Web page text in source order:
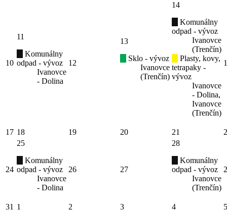
10
11
Komunálny
odpad - vývoz
Ivanovce
- Dolina
12
13
Sklo - vývoz
Ivanovce
(Trenčín)
14
Komunálny
odpad - vývoz
Ivanovce
(Trenčín)
Plasty, kovy,
tetrapaky -
vývoz
Ivanovce
- Dolina,
Ivanovce
(Trenčín)
17 18 19 20 21
24
25
Komunálny
odpad - vývoz
Ivanovce
- Dolina
26 27
28
Komunálny
odpad - vývoz
Ivanovce
(Trenčín)
31 1 2 3 4
5